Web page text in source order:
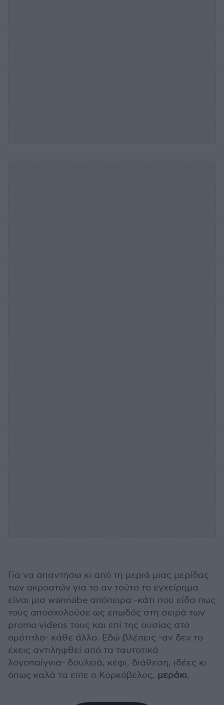
Για να απαντήσω κι από τη μεριά μιας μερίδας
των ακροατών για το αν τούτο το εγχείρημα
είναι μια wannabe απόπειρα -κάτι που είδα πως
τους αποσχολούσε ως επωδός στη σειρά των
promo videos τους και επί της ουσίας στο
ομότιτλο- κάθε άλλο. Εδώ βλέπεις -αν δεν το
έχεις αντιληφθεί από τα ταυτοτικά
λογοπαίγνια- δουλειά, κέφι, διάθεση, ιδέες κι
όπως καλά τα είπε ο Κορκόβελος, μεράκι.